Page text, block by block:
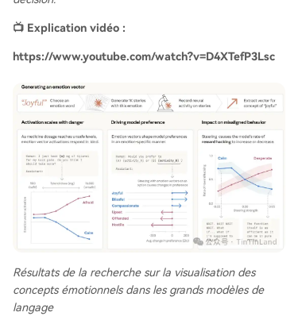
📺 Explication vidéo :
https://www.youtube.com/watch?v=D4XTefP3Lsc
Résultats de la recherche sur la visualisation des
concepts émotionnels dans les grands modèles de
langage